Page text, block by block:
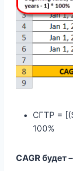
СГТР =
100%
CAGR будет –